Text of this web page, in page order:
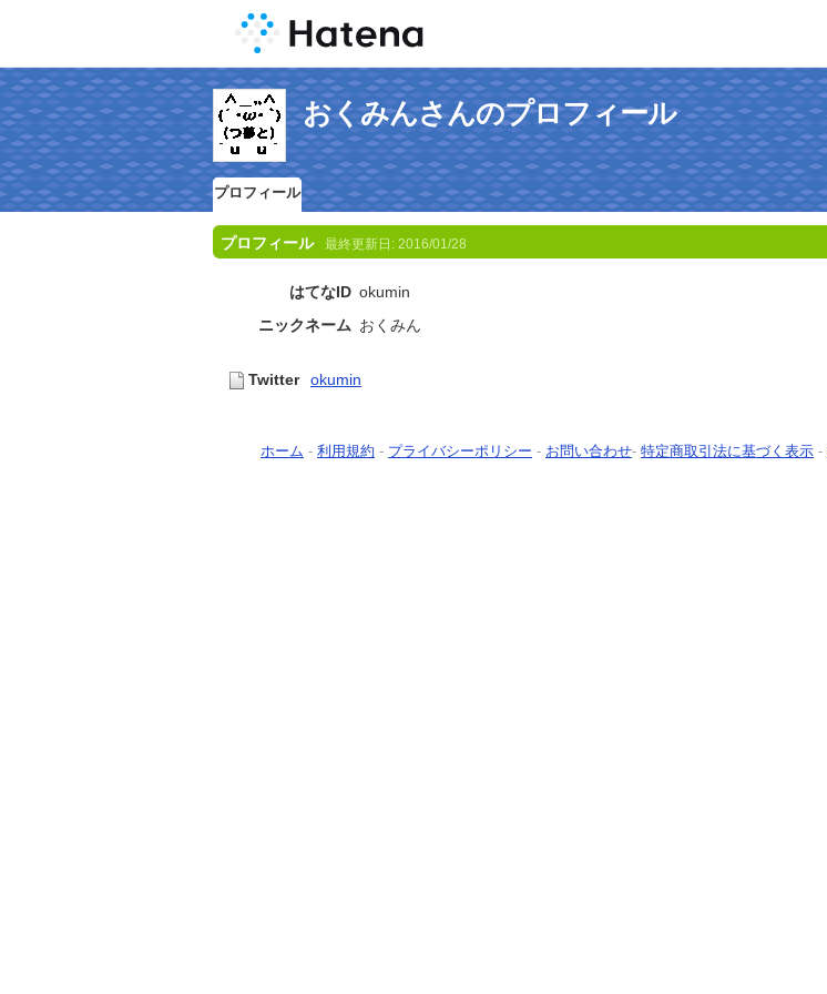
おくみんさんのプロフィール
プロフィール
プロフィール 最終更新日: 2016/01/28
はてなID okumin
ニックネーム おくみん
Twitter okumin
ホーム - 利用規約 - プライバシーポリシー - お問い合わせ- 特定商取引法に基づく表示 -